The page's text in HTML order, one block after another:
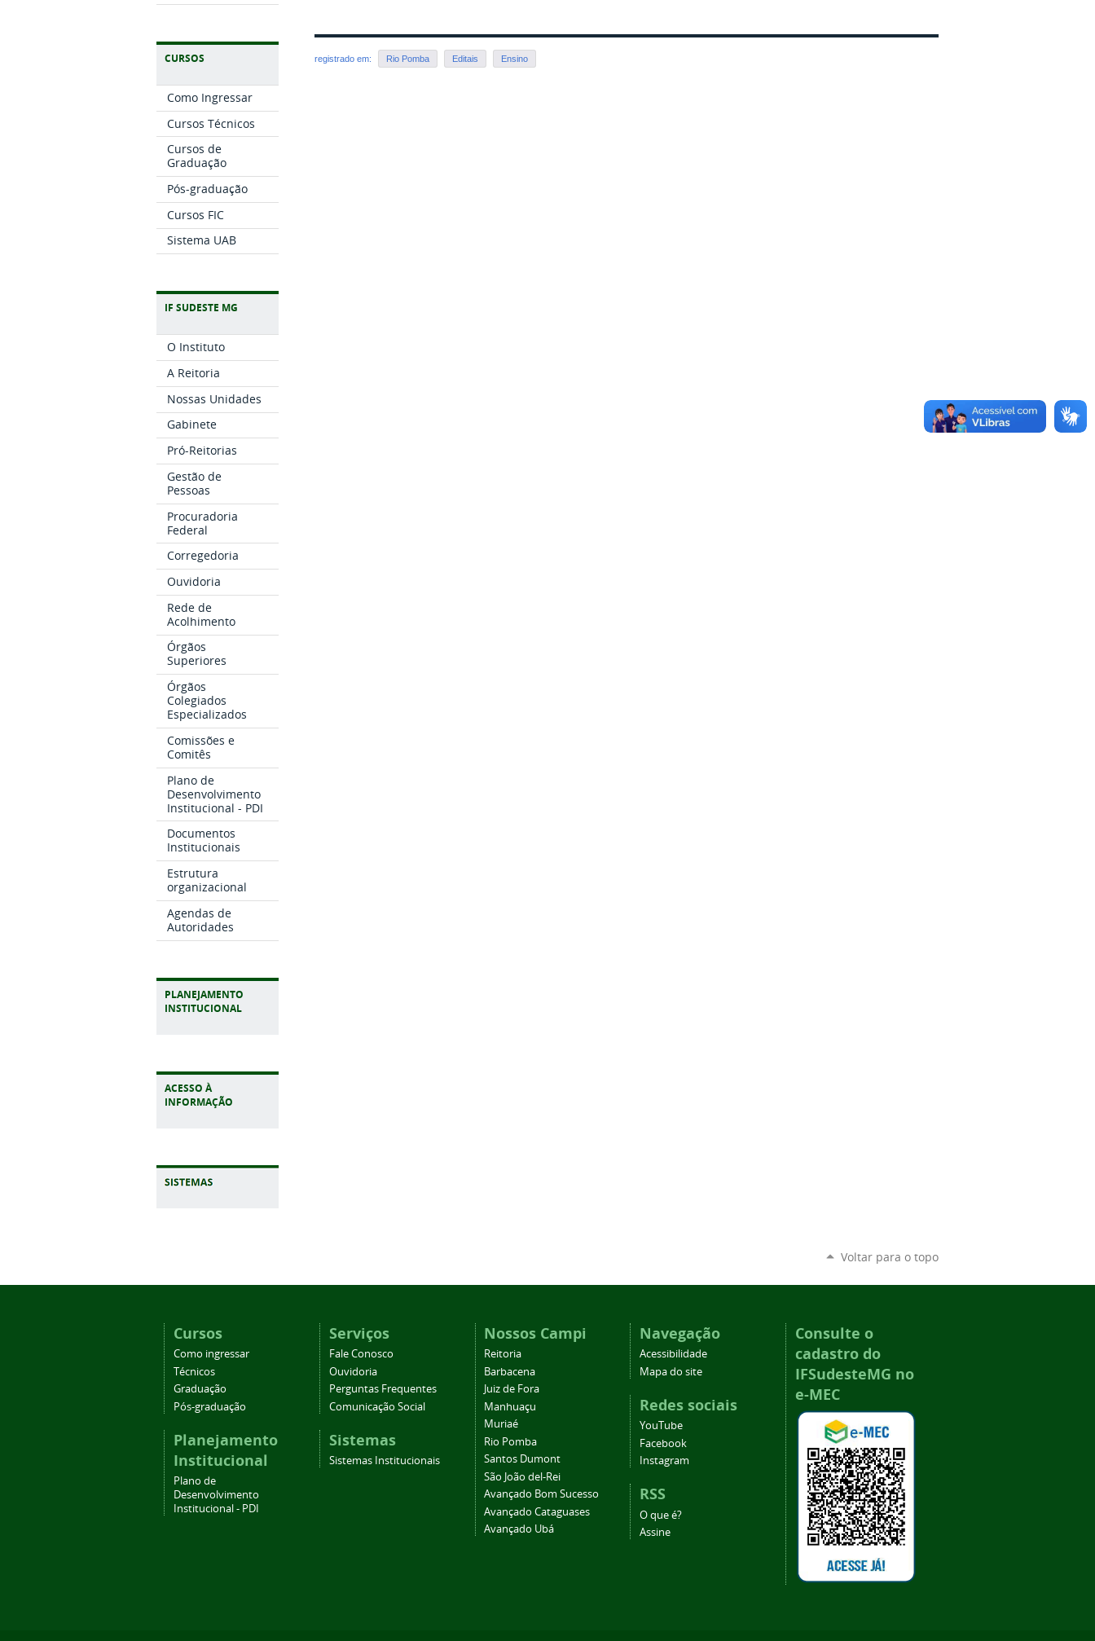
CURSOS
Como Ingressar
Cursos Técnicos
Cursos de
Graduação
Pós-graduação
Cursos FIC
Sistema UAB
IF SUDESTE MG
O Instituto
A Reitoria
Nossas Unidades
Gabinete
Pró-Reitorias
Gestão de
Pessoas
Procuradoria
Federal
Corregedoria
Ouvidoria
Rede de
Acolhimento
Órgãos
Superiores
Órgãos
Colegiados
Especializados
Comissões e
Comitês
Plano de
Desenvolvimento
Institucional - PDI
Documentos
Institucionais
Estrutura
organizacional
Agendas de
Autoridades
PLANEJAMENTO
INSTITUCIONAL
ACESSO À
INFORMAÇÃO
registrado em: Rio Pomba Editais Ensino
Voltar para o topo
Cursos
Como ingressar
Técnicos
Graduação
Pós-graduação
Planejamento
Institucional
Plano de
Desenvolvimento
Institucional - PDI
Serviços
Fale Conosco
Ouvidoria
Perguntas Frequentes
Comunicação Social
Sistemas
Sistemas Institucionais
Nossos Campi
Reitoria
Barbacena
Juiz de Fora
Manhuaçu
Muriaé
Rio Pomba
Santos Dumont
São João del-Rei
Avançado Bom Sucesso
Avançado Cataguases
Avançado Ubá
Navegação
Acessibilidade
Mapa do site
Redes sociais
YouTube
Facebook
Instagram
RSS
O que é?
Assine
Consulte o
cadastro do
IFSudesteMG no
e-MEC